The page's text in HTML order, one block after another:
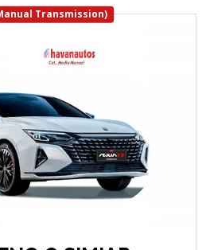
Transmission)